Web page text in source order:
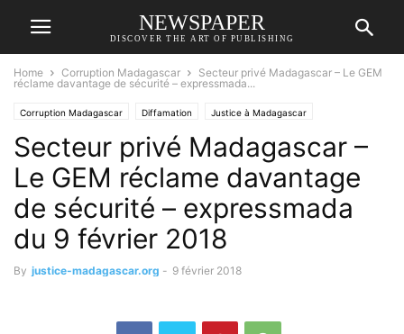
NEWSPAPER
DISCOVER THE ART OF PUBLISHING
Home Corruption Madagascar
Secteur privé Madagascar – Le GEM
réclame davantage de sécurité – expressmada...
Corruption Madagascar Diffamation Justice à Madagascar
RANARISON Tsilavo
Secteur privé Madagascar –
Le GEM réclame davantage
de sécurité – expressmada
du 9 février 2018
By justice-madagascar.org - 9 février 2018